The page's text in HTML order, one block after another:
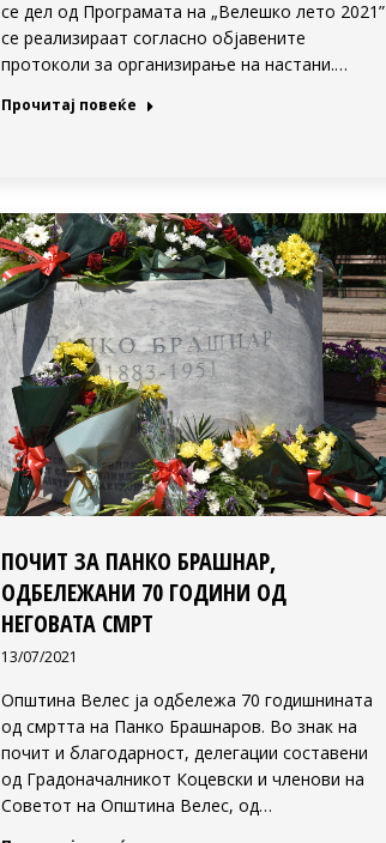
се дел од Програмата на „Велешко лето 2021”
се реализираат согласно објавените
протоколи за организирање на настани.…
Прочитај повеќе
ПОЧИТ ЗА ПАНКО БРАШНАР,
ОДБЕЛЕЖАНИ 70 ГОДИНИ ОД
НЕГОВАТА СМРТ
13/07/2021
Општина Велес ја одбележа 70 годишнината
од смртта на Панко Брашнаров. Во знак на
почит и благодарност, делегации составени
од Градоначалникот Коцевски и членови на
Советот на Општина Велес, од…